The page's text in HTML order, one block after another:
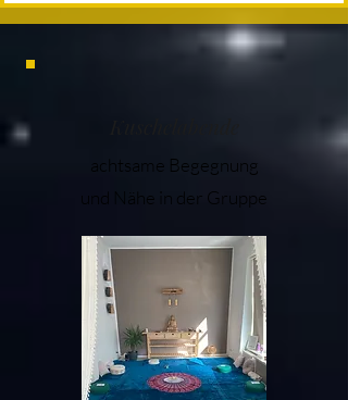
achtsame Begegnung
und Nähe in der Gruppe